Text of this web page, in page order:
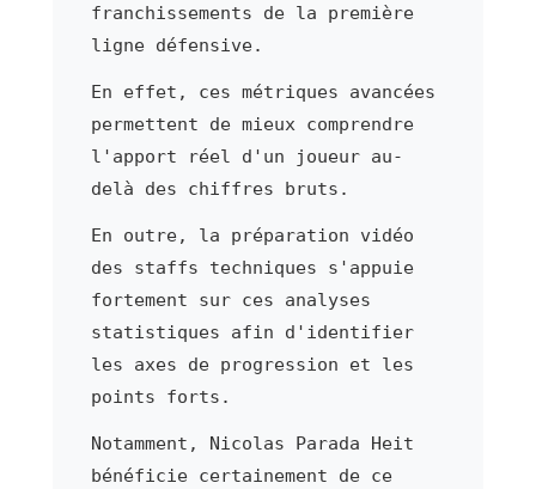
franchissements de la première
ligne défensive.
En effet, ces métriques avancées
permettent de mieux comprendre
l'apport réel d'un joueur au-
delà des chiffres bruts.
En outre, la préparation vidéo
des staffs techniques s'appuie
fortement sur ces analyses
statistiques afin d'identifier
les axes de progression et les
points forts.
Notamment, Nicolas Parada Heit
bénéficie certainement de ce